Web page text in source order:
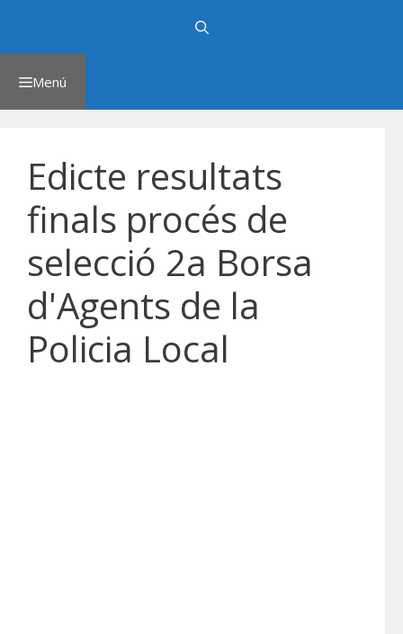
contenido
Menú
Edicte resultats
finals procés de
selecció 2a Borsa
d'Agents de la
Policia Local